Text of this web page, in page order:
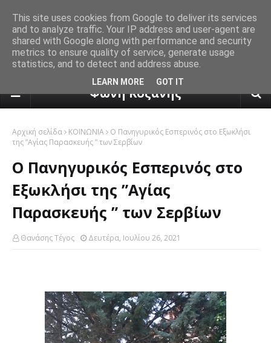
πρόγνωση καιρού από το
Φωνή Κοζάνης
Αρχική σελίδα ΚΟΙΝΩΝΙΑ
Ο Πανηγυρικός Εσπερινός στο Eξωκλήσι
της ”Αγίας Παρασκευής ” των Σερβίων
Ο Πανηγυρικός Εσπερινός στο
Eξωκλήσι της ”Αγίας
Παρασκευής ” των Σερβίων
Θανάσης Τέγος Δευτέρα, Ιουλίου 26, 2021
This site uses cookies from Google to deliver its services
and to analyze traffic. Your IP address and user-agent are
shared with Google along with performance and security
metrics to ensure quality of service, generate usage
statistics, and to detect and address abuse.
LEARN MORE GOT IT